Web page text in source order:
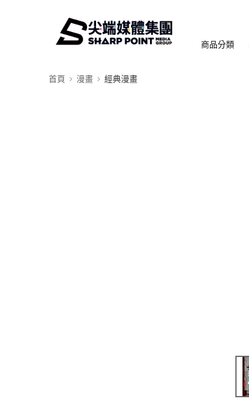
商品分類
首頁 漫畫 經典漫畫